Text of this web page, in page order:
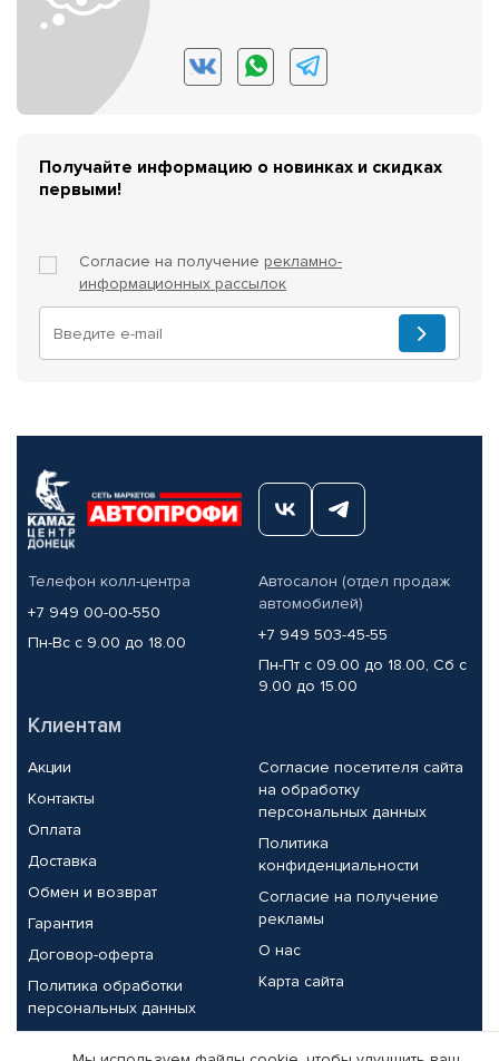
Получайте информацию о новинках и скидках
первыми!
Согласие на получение рекламно-
информационных рассылок
Телефон колл-центра
+7 949 00-00-550
Пн-Вс с 9.00 до 18.00
Автосалон (отдел продаж
автомобилей)
+7 949 503-45-55
Пн-Пт с 09.00 до 18.00, Сб с
9.00 до 15.00
Клиентам
Акции
Контакты
Оплата
Доставка
Обмен и возврат
Гарантия
Договор-оферта
Политика обработки
персональных данных
Согласие посетителя сайта
на обработку
персональных данных
Политика
конфиденциальности
Согласие на получение
рекламы
О нас
Карта сайта